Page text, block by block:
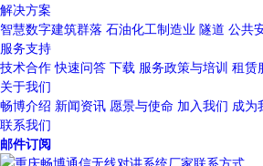
解决方案
智慧数字建筑群落 石油化工制造业 隧道 公共
服务支持
技术合作 快速问答 下载 服务政策与培训 租赁
关于我们
畅博介绍 新闻资讯 愿景与使命 加入我们 成为
联系我们
邮件订阅